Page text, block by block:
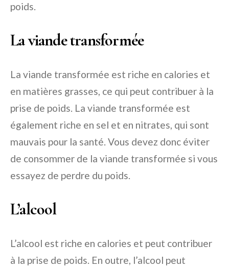
poids.
La viande transformée
La viande transformée est riche en calories et
en matières grasses, ce qui peut contribuer à la
prise de poids. La viande transformée est
également riche en sel et en nitrates, qui sont
mauvais pour la santé. Vous devez donc éviter
de consommer de la viande transformée si vous
essayez de perdre du poids.
L’alcool
L’alcool est riche en calories et peut contribuer
à la prise de poids. En outre, l’alcool peut